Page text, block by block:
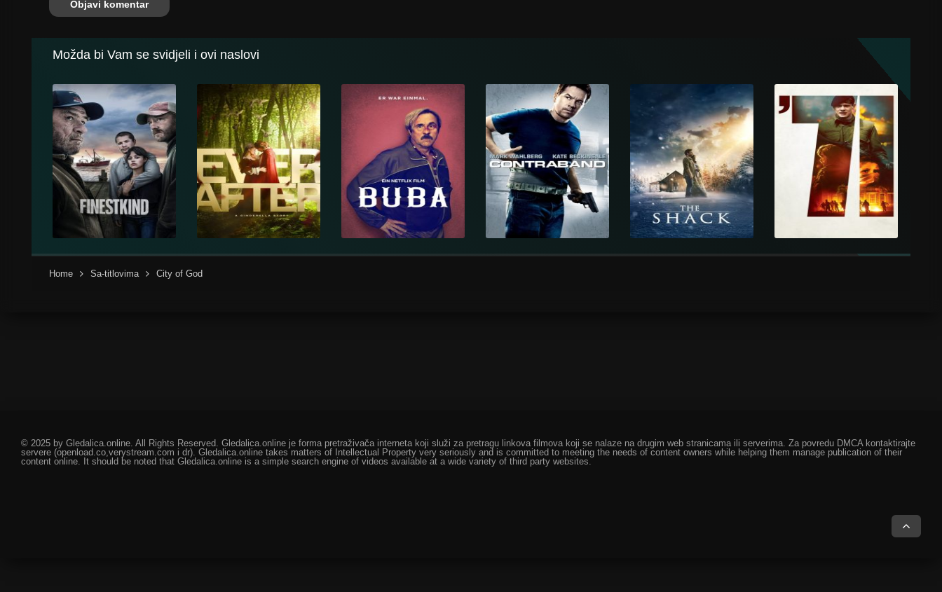
Možda bi Vam se svidjeli i ovi naslovi
Home Sa-titlovima City of God
© 2025 by Gledalica.online. All Rights Reserved. Gledalica.online je forma pretraživača interneta koji služi za pretragu linkova filmova koji se nalaze na drugim web stranicama ili serverima. Za povredu DMCA kontaktirajte
servere (openload.co,verystream.com i dr). Gledalica.online takes matters of Intellectual Property very seriously and is committed to meeting the needs of content owners while helping them manage publication of their
content online. It should be noted that Gledalica.online is a simple search engine of videos available at a wide variety of third party websites.